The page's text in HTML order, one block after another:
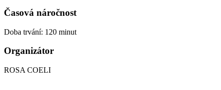
Časová náročnost
Doba trvání: 120 minut
Organizátor
ROSA COELI